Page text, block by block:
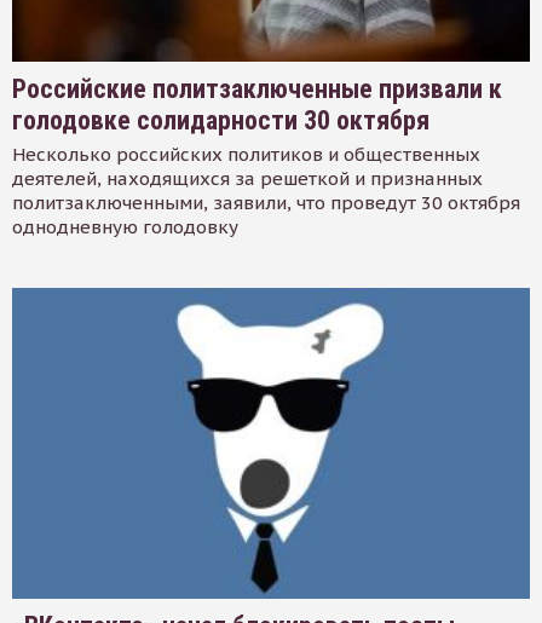
Российские политзаключенные призвали к
голодовке солидарности 30 октября
Несколько российских политиков и общественных
деятелей, находящихся за решеткой и признанных
политзаключенными, заявили, что проведут 30 октября
однодневную голодовку